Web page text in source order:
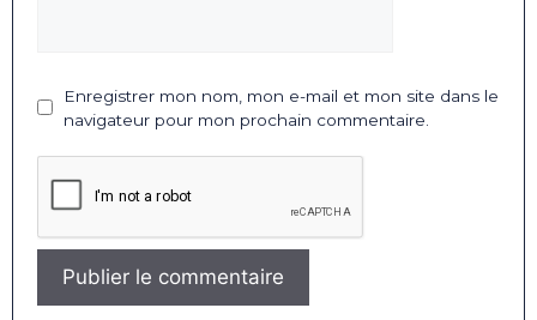
Enregistrer mon nom, mon e-mail et mon site dans le
navigateur pour mon prochain commentaire.